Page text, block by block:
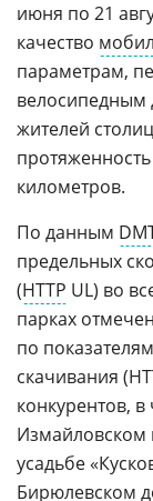
июня по 21
качество
параметрам,
велосипедным
жителей
километров.
По данным
предельных
(HTTP UL) во
парках
по
скачивания
конкурентов,
Измайловском
усадьбе
Бирюлевском